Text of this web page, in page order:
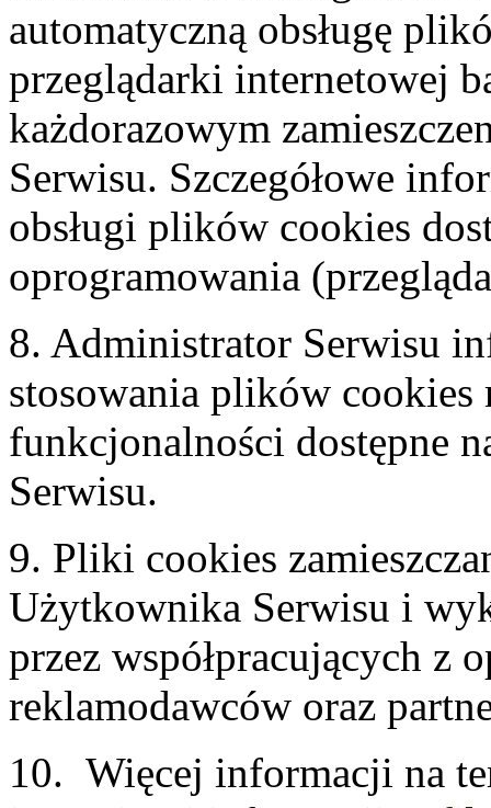
automatyczną obsługę
przeglądarki internetowej
każdorazowym
Serwisu. Szczegółowe
obsługi plików cookies
oprogramowania
8. Administrator Serwisu
stosowania plików cookies
funkcjonalności dostępne
Serwisu.
9. Pliki cookies
Użytkownika Serwisu i
przez współpracujących z
reklamodawców oraz
10. Więcej informacji na